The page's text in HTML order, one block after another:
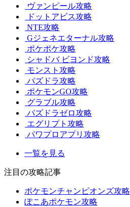
ヴァンピール攻略
ドットアビス攻略
NTE攻略
Gジェネエターナル攻略
ポケポケ攻略
シャドバ ビヨンド攻略
モンスト攻略
パズドラ攻略
ポケモンGO攻略
グラブル攻略
パズドラゼロ攻略
エグリプト攻略
パワプロアプリ攻略
一覧を見る
注目の攻略記事
ポケモンチャンピオンズ攻略
ぽこあポケモン攻略